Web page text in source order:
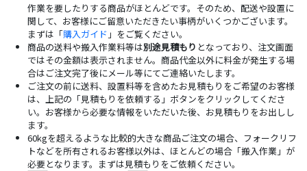
作業を要したりする商品がほとんどです。そのため、配送や設置に
関して、お客様にご留意いただきたい事柄がいくつかございます。
まずは「購入ガイド 」をご覧ください。
商品の送料や搬入作業料等は別途見積もり となっており、注文画面
ではその金額は表示されません。商品代金以外に料金が発生する場
合はご注文完了後にメール等にてご連絡いたします。
ご注文の前に送料、設置料等を含めたお見積もりをご希望のお客様
は、上記の「見積もりを依頼する」ボタンをクリックしてくださ
い。お客様から必要な情報をいただいた後、お見積もりをお出しし
ます。
60kgを超えるような比較的大きな商品ご注文の場合、フォークリフ
トなどを所有されるお客様以外は、ほとんどの場合「搬入作業」が
必要となります。まずは見積もりをご依頼ください。